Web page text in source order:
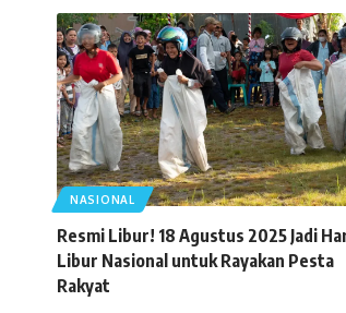
NASIONAL
Resmi Libur! 18 Agustus 2025 Jadi
Libur Nasional untuk Rayakan Pesta
Rakyat